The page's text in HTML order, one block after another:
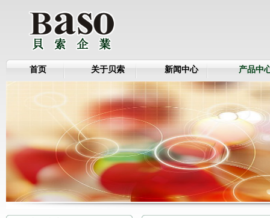
首页 关于贝索 新闻中心 产品中